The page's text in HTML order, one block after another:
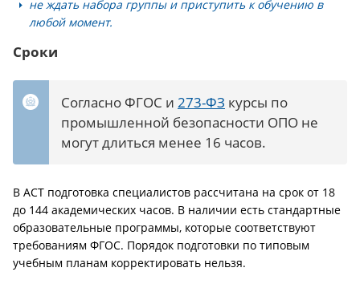
не ждать набора группы и приступить к обучению в
любой момент.
Сроки
Согласно ФГОС и 273-ФЗ курсы по
промышленной безопасности ОПО не
могут длиться менее 16 часов.
В АСТ подготовка специалистов рассчитана на срок от 18
до 144 академических часов. В наличии есть стандартные
образовательные программы, которые соответствуют
требованиям ФГОС. Порядок подготовки по типовым
учебным планам корректировать нельзя.